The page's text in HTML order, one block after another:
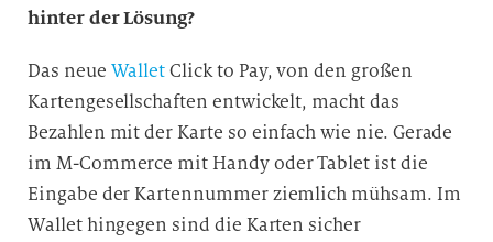
hinter der Lösung?
Das neue WalletClick to Pay, von den großen
Kartengesellschaften entwickelt, macht das
Bezahlen mit der Karte so einfach wie nie. Gerade
im M-Commerce mit Handy oder Tablet ist die
Eingabe der Kartennummer ziemlich mühsam. Im
Wallet hingegen sind die Karten sicher